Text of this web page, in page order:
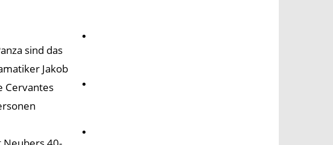
sind das
Jakob
Cervantes